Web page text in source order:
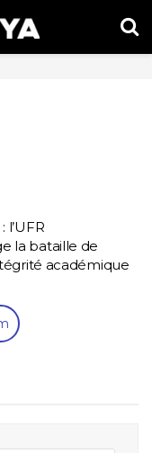
l’UFR
la bataille de
académique